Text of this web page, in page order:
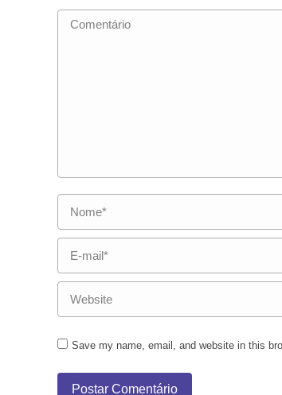
Comentário
Nome *
E-mail *
Website
Save my name, email, and website in this
Postar Comentário